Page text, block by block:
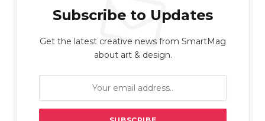
Subscribe to Updates
Get the latest creative news from SmartMag
about art & design.